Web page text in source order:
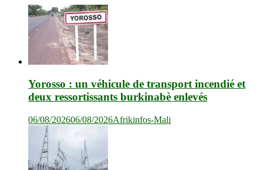
Yorosso : un véhicule de transport incendié et
deux ressortissants burkinabè enlevés
06/08/202606/08/2026Afrikinfos-Mali